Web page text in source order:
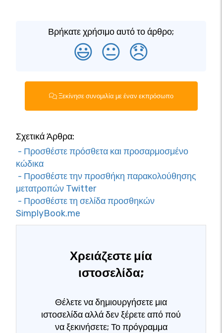
Βρήκατε χρήσιμο αυτό το άρθρο;
😃 😐 😞
Ξεκίνησε συνομιλία με έναν εκπρόσωπο
Σχετικά Άρθρα:
- Προσθέστε πρόσθετα και προσαρμοσμένο
κώδικα
- Προσθέστε την προσθήκη παρακολούθησης
μετατροπών Twitter
- Προσθέστε τη σελίδα προσθηκών
SimplyBook.me
Χρειάζεστε μία
ιστοσελίδα;
Θέλετε να δημιουργήσετε μια
ιστοσελίδα αλλά δεν ξέρετε από πού
να ξεκινήσετε; Το πρόγραμμα